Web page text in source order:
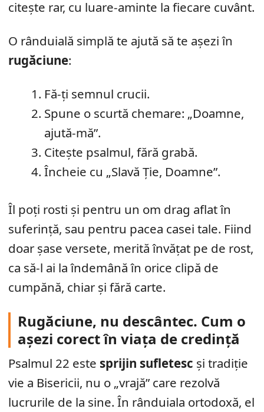
citește rar, cu luare-aminte la fiecare cuvânt.
O rânduială simplă te ajută să te așezi în
rugăciune:
Fă-ți semnul crucii.
Spune o scurtă chemare: „Doamne,
ajută-mă”.
Citește psalmul, fără grabă.
Încheie cu „Slavă Ție, Doamne”.
Îl poți rosti și pentru un om drag aflat în
suferință, sau pentru pacea casei tale. Fiind
doar șase versete, merită învățat pe de rost,
ca să-l ai la îndemână în orice clipă de
cumpănă, chiar și fără carte.
Rugăciune, nu descântec. Cum o
așezi corect în viața de credință
Psalmul 22 este sprijin sufletesc și tradiție
vie a Bisericii, nu o „vrajă” care rezolvă
lucrurile de la sine. În rânduiala ortodoxă, el